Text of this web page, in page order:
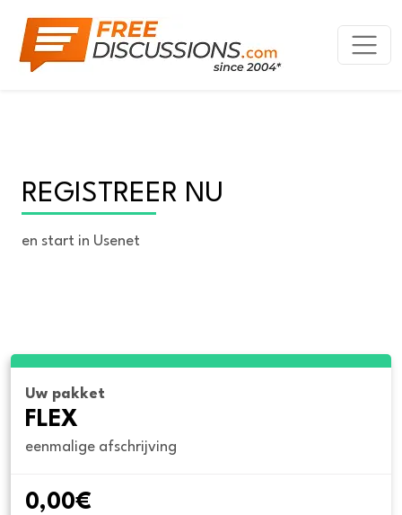
REGISTREER NU
en start in Usenet
Uw pakket
FLEX
eenmalige afschrijving
0,00€